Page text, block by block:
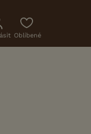
Oblíbené